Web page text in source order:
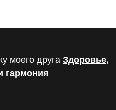
моего друга Здоровье,
гармония